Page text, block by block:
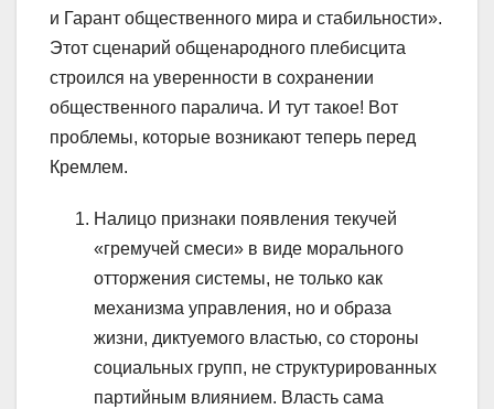
и Гарант общественного мира и стабильности».
Этот сценарий общенародного плебисцита
строился на уверенности в сохранении
общественного паралича. И тут такое! Вот
проблемы, которые возникают теперь перед
Кремлем.
Налицо признаки появления текучей
«гремучей смеси» в виде морального
отторжения системы, не только как
механизма управления, но и образа
жизни, диктуемого властью, со стороны
социальных групп, не структурированных
партийным влиянием. Власть сама